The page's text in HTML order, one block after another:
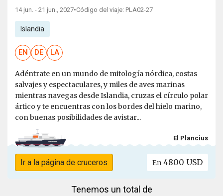
14 jun. - 21 jun., 2027•Código del viaje: PLA02-27
Islandia
EN DE LA
Adéntrate en un mundo de mitología nórdica, costas
salvajes y espectaculares, y miles de aves marinas
mientras navegas desde Islandia, cruzas el círculo polar
ártico y te encuentras con los bordes del hielo marino,
con buenas posibilidades de avistar...
El Plancius
Ir a la página de cruceros En 4800 USD
Tenemos un total de